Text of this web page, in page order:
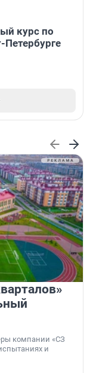
курс по
Петербурге
компании «СЗ
и